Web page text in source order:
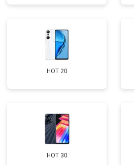
HOT 20
HOT 30